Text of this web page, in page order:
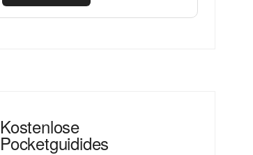
Kostenlose
Pocketguidides